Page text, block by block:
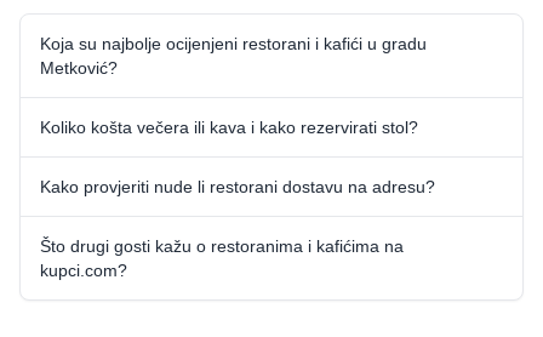
Koja su najbolje ocijenjeni restorani i kafići u gradu
Metković?
Koliko košta večera ili kava i kako rezervirati stol?
Kako provjeriti nude li restorani dostavu na adresu?
Što drugi gosti kažu o restoranima i kafićima na
kupci.com?